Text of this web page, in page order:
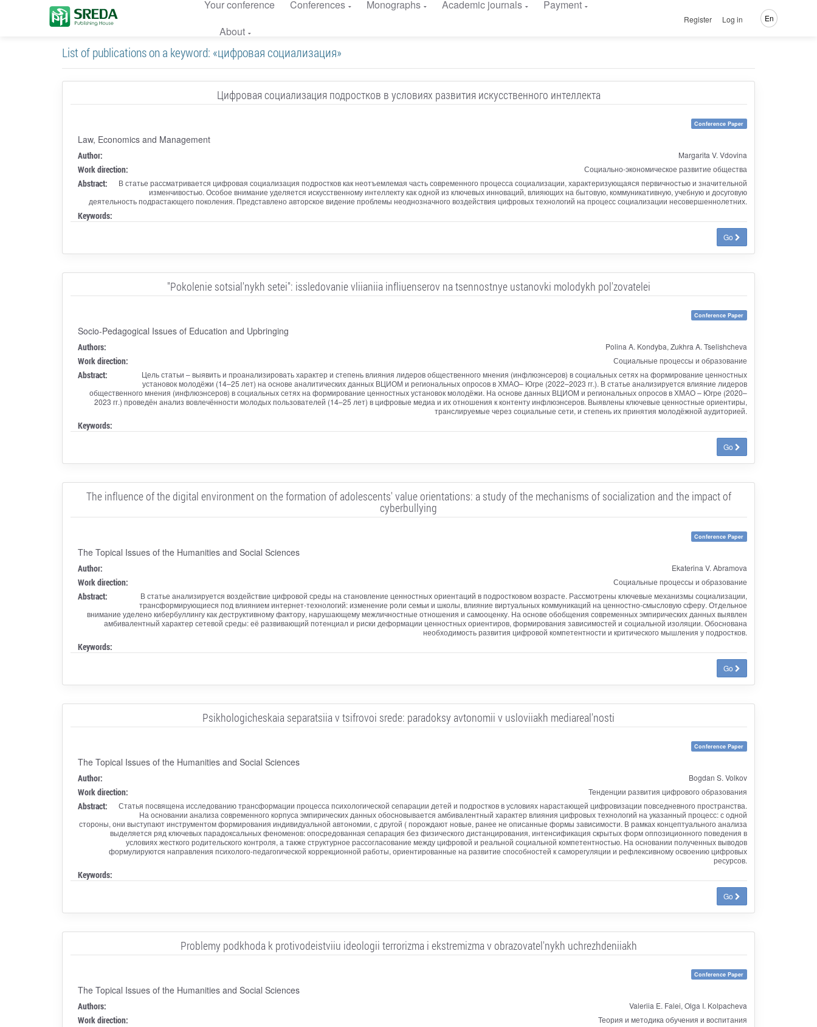
Your conference Conferences Monographs Academic journals
Payment
About
Register Log in En
List of publications on a keyword: «цифровая социализация»
Цифровая социализация подростков в условиях развития искусственного интеллекта
Conference Paper
Law, Economics and Management
Author: Margarita V. Vdovina
Work direction: Социально-экономическое развитие общества
Abstract:
В статье рассматривается цифровая социализация подростков как неотъемлемая часть современного процесса социализации, характеризующаяся первичностью и значительной
изменчивостью. Особое внимание уделяется искусственному интеллекту как одной из ключевых инноваций, влияющих на бытовую, коммуникативную, учебную и досуговую
деятельность подрастающего поколения. Представлено авторское видение проблемы неоднозначного воздействия цифровых технологий на процесс социализации несовершеннолетних.
Keywords:
Go
"Pokolenie sotsial'nykh setei": issledovanie vliianiia infliuenserov na tsennostnye ustanovki molodykh pol'zovatelei
Conference Paper
Socio-Pedagogical Issues of Education and Upbringing
Authors: Polina A. Kondyba, Zukhra A. Tselishcheva
Work direction: Социальные процессы и образование
Abstract:
Цель статьи – выявить и проанализировать характер и степень влияния лидеров общественного мнения (инфлюэнсеров) в социальных сетях на формирование ценностных
установок молодёжи (14–25 лет) на основе аналитических данных ВЦИОМ и региональных опросов в ХМАО– Югре (2022–2023 гг.). В статье анализируется влияние лидеров
общественного мнения (инфлюэнсеров) в социальных сетях на формирование ценностных установок молодёжи. На основе данных ВЦИОМ и региональных опросов в ХМАО – Югре (2020–
2023 гг.) проведён анализ вовлечённости молодых пользователей (14–25 лет) в цифровые медиа и их отношения к контенту инфлюэнсеров. Выявлены ключевые ценностные ориентиры,
транслируемые через социальные сети, и степень их принятия молодёжной аудиторией.
Keywords:
Go
The influence of the digital environment on the formation of adolescents' value orientations: a study of the mechanisms of socialization and the impact of
cyberbullying
Conference Paper
The Topical Issues of the Humanities and Social Sciences
Author: Ekaterina V. Abramova
Work direction: Социальные процессы и образование
Abstract:
В статье анализируется воздействие цифровой среды на становление ценностных ориентаций в подростковом возрасте. Рассмотрены ключевые механизмы социализации,
трансформирующиеся под влиянием интернет-технологий: изменение роли семьи и школы, влияние виртуальных коммуникаций на ценностно-смысловую сферу. Отдельное
внимание уделено кибербуллингу как деструктивному фактору, нарушающему межличностные отношения и самооценку. На основе обобщения современных эмпирических данных выявлен
амбивалентный характер сетевой среды: её развивающий потенциал и риски деформации ценностных ориентиров, формирования зависимостей и социальной изоляции. Обоснована
необходимость развития цифровой компетентности и критического мышления у подростков.
Keywords:
Go
Psikhologicheskaia separatsiia v tsifrovoi srede: paradoksy avtonomii v usloviiakh mediareal'nosti
Conference Paper
The Topical Issues of the Humanities and Social Sciences
Author: Bogdan S. Volkov
Work direction: Тенденции развития цифрового образования
Abstract:
Статья посвящена исследованию трансформации процесса психологической сепарации детей и подростков в условиях нарастающей цифровизации повседневного пространства.
На основании анализа современного корпуса эмпирических данных обосновывается амбивалентный характер влияния цифровых технологий на указанный процесс: с одной
стороны, они выступают инструментом формирования индивидуальной автономии, с другой ( порождают новые, ранее не описанные формы зависимости. В рамках концептуального анализа
выделяется ряд ключевых парадоксальных феноменов: опосредованная сепарация без физического дистанцирования, интенсификация скрытых форм оппозиционного поведения в
условиях жесткого родительского контроля, а также структурное рассогласование между цифровой и реальной социальной компетентностью. На основании полученных выводов
формулируются направления психолого-педагогической коррекционной работы, ориентированные на развитие способностей к саморегуляции и рефлексивному освоению цифровых
ресурсов.
Keywords:
Go
Problemy podkhoda k protivodeistviiu ideologii terrorizma i ekstremizma v obrazovatel'nykh uchrezhdeniiakh
Conference Paper
The Topical Issues of the Humanities and Social Sciences
Authors: Valeriia E. Falei, Olga I. Kolpacheva
Work direction: Теория и методика обучения и воспитания